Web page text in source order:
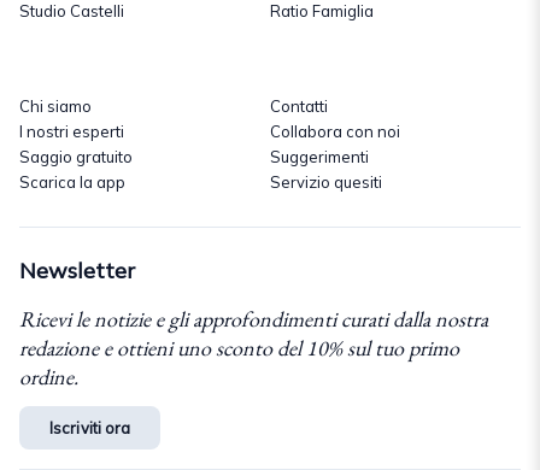
Studio Castelli
Ratio Famiglia
Chi siamo
I nostri esperti
Saggio gratuito
Scarica la app
Contatti
Collabora con noi
Suggerimenti
Servizio quesiti
Newsletter
Ricevi le notizie e gli approfondimenti curati dalla nostra
redazione e ottieni uno sconto del 10% sul tuo primo
ordine.
Iscriviti ora